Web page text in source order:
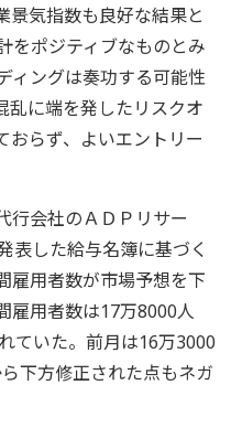
景気指数も良好な結果と
をポジティブなものとみ
ィングは奏功する可能性
乱に端を発したリスクオ
おらず、よいエントリー
行会社のＡＤＰリサー
表した給与名簿に基づく
雇用者数が市場予想を下
雇用者数は17万8000人
ていた。前月は16万3000
下方修正された点もネガ